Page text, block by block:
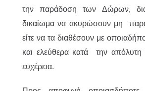
την παράδοση των Δώρων,
δικαίωμα να ακυρώσουν μη
είτε να τα διαθέσουν με
και ελεύθερα κατά την απόλυτη
ευχέρεια.